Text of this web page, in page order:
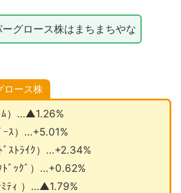
グロース株はまちまちやな
ロース株
ﾑ）…▲1.26%
ｰｽ）…+5.01%
ﾞｽﾄﾗｲｸ）…+2.34%
ﾄﾞｯｸﾞ）…+0.62%
ﾐﾃｨ ）…▲1.79%